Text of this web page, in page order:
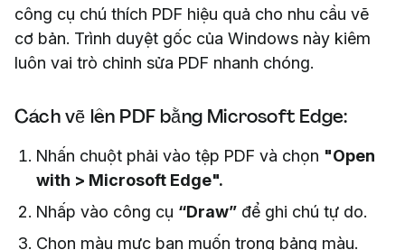
công cụ chú thích PDF hiệu quả cho nhu cầu vẽ
cơ bản. Trình duyệt gốc của Windows này kiêm
luôn vai trò chỉnh sửa PDF nhanh chóng.
Cách vẽ lên PDF bằng Microsoft Edge:
Nhấn chuột phải vào tệp PDF và chọn "Open
with > Microsoft Edge".
Nhấp vào công cụ “Draw” để ghi chú tự do.
Chọn màu mực bạn muốn trong bảng màu.